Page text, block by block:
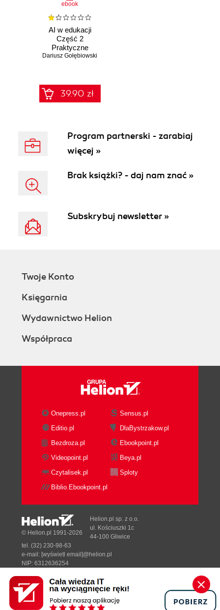
ebook
AI w edukacji
Część 2
Praktyczne
pomysły na
Dariusz Gołębiowski
39.90 zł
Program partnerski - zarabiaj
więcej »
Brak książki? - daj nam znać »
Subskrybuj newsletter »
Twoje Konto
Księgarnia
Wydawnictwo Helion
Współpraca
Onepress.pl
Sensus.pl
Editio.pl
DlaBystrzakow.pl
Bezdroza.pl
Ebookpoint.pl
Videopoint.pl
Beya.pl
Czytalisek.pl
Sploty
Biblio.Ebookpoint.pl
Designed with ♥ byTonik.pl
© Helion.pl 1991-2026
Helion.pl sp. z o.o.
ul. Kościuszki 1c
44-100 Gliwice
tel. (32) 230-98-63
e-mail: [wyświetl email]@helion.pl
NIP: 6312636254